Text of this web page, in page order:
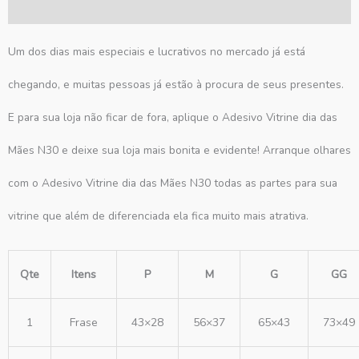
Um dos dias mais especiais e lucrativos no mercado já está
chegando, e muitas pessoas já estão à procura de seus presentes.
E para sua loja não ficar de fora, aplique o Adesivo Vitrine dia das
Mães N30 e deixe sua loja mais bonita e evidente! Arranque olhares
com o Adesivo Vitrine dia das Mães N30 todas as partes para sua
vitrine que além de diferenciada ela fica muito mais atrativa.
Qte Itens P M G GG
1 Frase 43×28 56×37 65×43 73×49